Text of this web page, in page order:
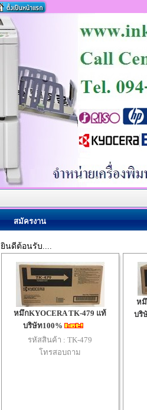
สมัครงาน
ยินดีต้อนรับ....
หมึกKYOCERA TK-479 แท้
บริษัท100%
รหัสสินค้า :TK-479
โทรสอบถาม
หมึ
บริ